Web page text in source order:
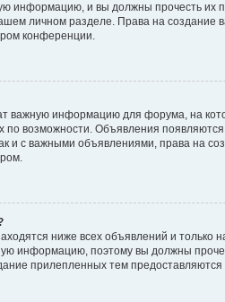
информацию, и вы должны прочесть их
личном разделе. Права на создание
конференции.
важную информацию для форума, на
по возможности. Объявления
и с важными объявлениями, права на
ниже всех объявлений и только
информацию, поэтому вы должны
прилепленных тем